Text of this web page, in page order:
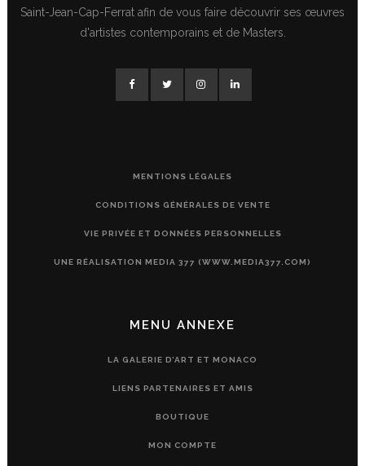
Saint-Jean-Cap-Ferrat afin de vous faire découvrir ses œuvres
d'artistes contemporains et de Masters.
MENTIONS LÉGALES
CONDITIONS GÉNÉRALES DE VENTE
VIE PRIVÉE ET DONNÉES PERSONNELLES
UNE RÉALISATION MEDIA 377 (WWW.MEDIA377.COM)
MENU ANNEXE
LA GALERIE D’ART ET MONACO
LIENS PARTENAIRES ET AMIS
BOUTIQUE
MON COMPTE